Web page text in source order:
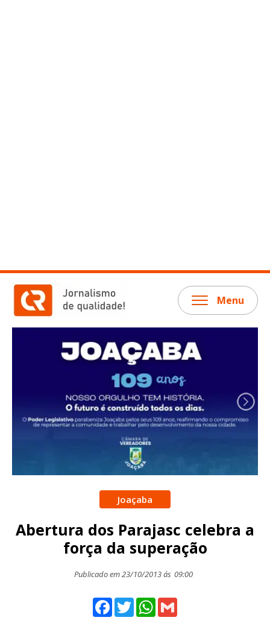
Menu
Joaçaba
Abertura dos Parajasc celebra a
força da superação
Publicado em 23/10/2013 ás 09:00
Facebook
TwitterWhatsApp